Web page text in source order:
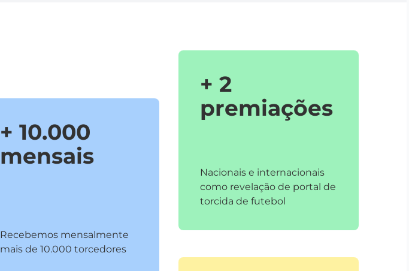
+ 10.000
mensais
Recebemos mensalmente
mais de 10.000 torcedores
+ 2
premiações
Nacionais e internacionais
como revelação de portal de
torcida de futebol